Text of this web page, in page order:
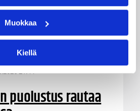
Muokkaa
Kiellä
21:44
puolustus rautaa